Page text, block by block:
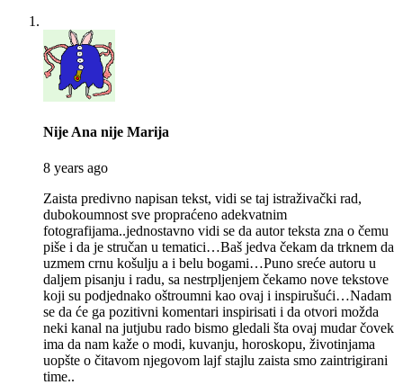
Nije Ana nije Marija
8 years ago
Zaista predivno napisan tekst, vidi se taj istraživački rad,
dubokoumnost sve propraćeno adekvatnim
fotografijama..jednostavno vidi se da autor teksta zna o čemu
piše i da je stručan u tematici…Baš jedva čekam da trknem da
uzmem crnu košulju a i belu bogami…Puno sreće autoru u
daljem pisanju i radu, sa nestrpljenjem čekamo nove tekstove
koji su podjednako oštroumni kao ovaj i inspirušući…Nadam
se da će ga pozitivni komentari inspirisati i da otvori možda
neki kanal na jutjubu rado bismo gledali šta ovaj mudar čovek
ima da nam kaže o modi, kuvanju, horoskopu, životinjama
uopšte o čitavom njegovom lajf stajlu zaista smo zaintrigirani
time..